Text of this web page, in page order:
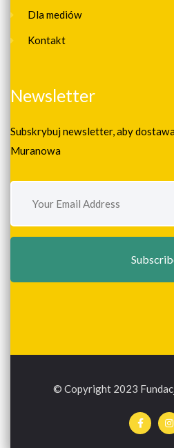
Dla mediów
Kontakt
Newsletter
Subskrybuj newsletter, aby
Muranowa
© Copyright 2023